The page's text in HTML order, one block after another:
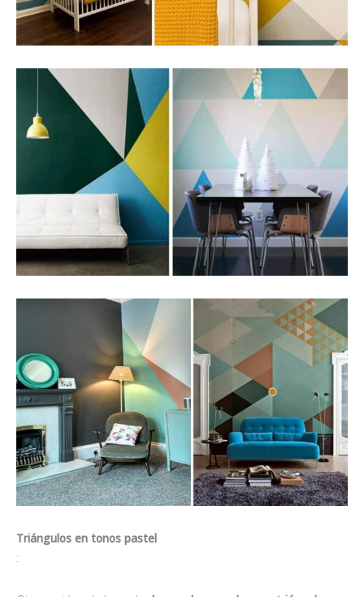
Triángulos en tonos pastel
: